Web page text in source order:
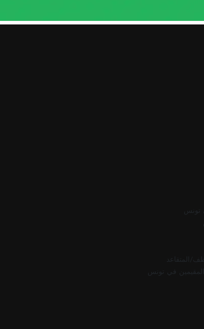
تونس
المتقاعد
في تونس